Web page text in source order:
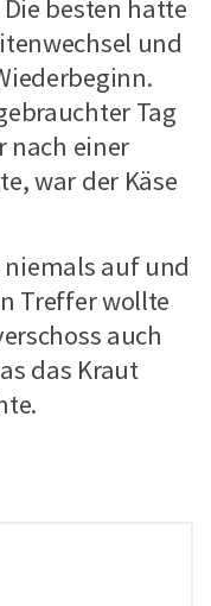
besten hatte
und
Tag
nach einer
war der Käse
niemals auf und
Treffer wollte
auch
das Kraut